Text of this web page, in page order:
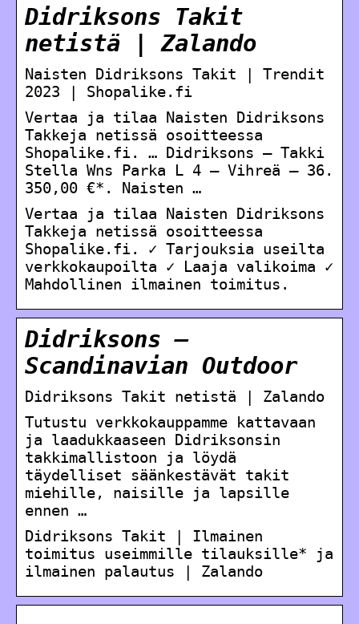
Didriksons Takit
netistä | Zalando
Naisten Didriksons Takit | Trendit
2023 | Shopalike.fi
Vertaa ja tilaa Naisten Didriksons
Takkeja netissä osoitteessa
Shopalike.fi. … Didriksons – Takki
Stella Wns Parka L 4 – Vihreä – 36.
350,00 €*. Naisten …
Vertaa ja tilaa Naisten Didriksons
Takkeja netissä osoitteessa
Shopalike.fi. ✓ Tarjouksia useilta
verkkokaupoilta ✓ Laaja valikoima ✓
Mahdollinen ilmainen toimitus.
Didriksons –
Scandinavian Outdoor
Didriksons Takit netistä | Zalando
Tutustu verkkokauppamme kattavaan
ja laadukkaaseen Didriksonsin
takkimallistoon ja löydä
täydelliset säänkestävät takit
miehille, naisille ja lapsille
ennen …
Didriksons Takit | Ilmainen
toimitus useimmille tilauksille* ja
ilmainen palautus | Zalando